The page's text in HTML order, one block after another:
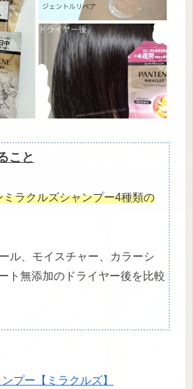
こと
ラクルズシャンプー4種類の
ル、モイスチャー、カラーシ
ト無添加のドライヤー後を比較
プー【ミラクルズ】